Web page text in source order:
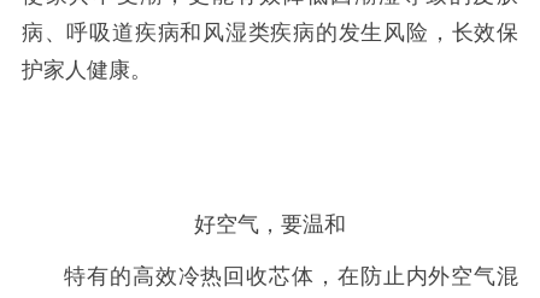
病、呼吸道疾病和风湿类疾病的发生风险，长效保
护家人健康。
好空气，要温和
特有的高效冷热回收芯体，在防止内外空气混